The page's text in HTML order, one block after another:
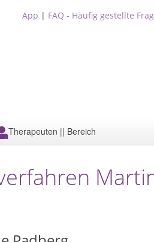
App | FAQ - Häufig gestellte
Therapeuten || Bereich